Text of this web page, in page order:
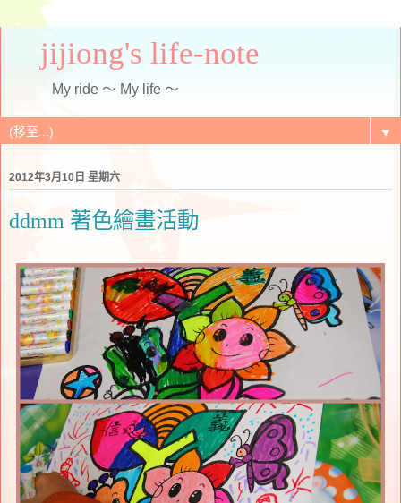
jijiong's life-note
My ride ～ My life ～
▼
2012年3月10日 星期六
ddmm 著色繪畫活動